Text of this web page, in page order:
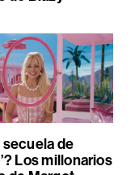
secuela de
Los millonarios